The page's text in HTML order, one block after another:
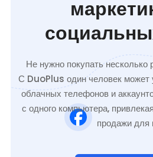
Не нужно покупать
С DuoPlus один человек может
облачных телефонов и
с одного компьютера,
продажи для